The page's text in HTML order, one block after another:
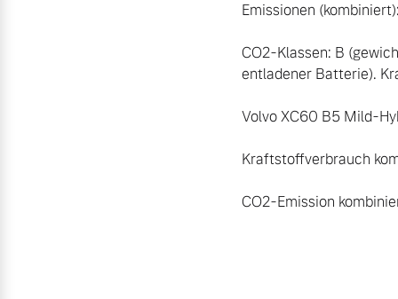
Emissionen
CO2-Klassen: B
entladener Batterie).
Volvo XC60 B5 Mild-
Kraftstoffverbrauch
CO2-Emission